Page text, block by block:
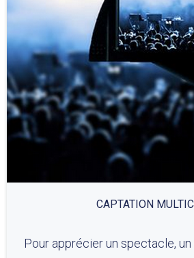
CAPTATION
Pour apprécier un spectacle, un